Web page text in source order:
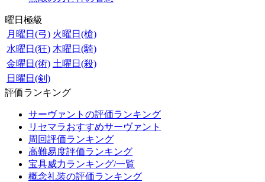
曜日極級
月曜日(弓) 火曜日(槍)
水曜日(狂) 木曜日(騎)
金曜日(術) 土曜日(殺)
日曜日(剣)
評価ランキング
サーヴァントの評価ランキング
リセマラおすすめサーヴァント
周回評価ランキング
高難易度評価ランキング
宝具威力ランキング/一覧
概念礼装の評価ランキング